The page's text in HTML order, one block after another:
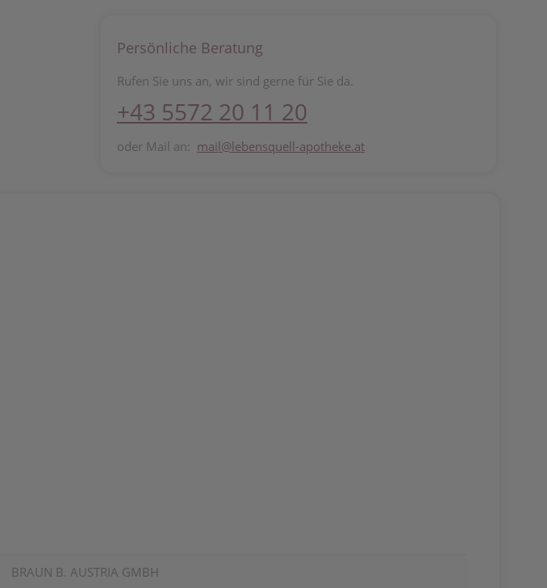
Persönliche Beratung
Rufen Sie uns an, wir sind gerne für Sie da.
+43 5572 20 11 20
oder Mail an: mail@lebensquell-apotheke.at
BRAUN B. AUSTRIA GMBH